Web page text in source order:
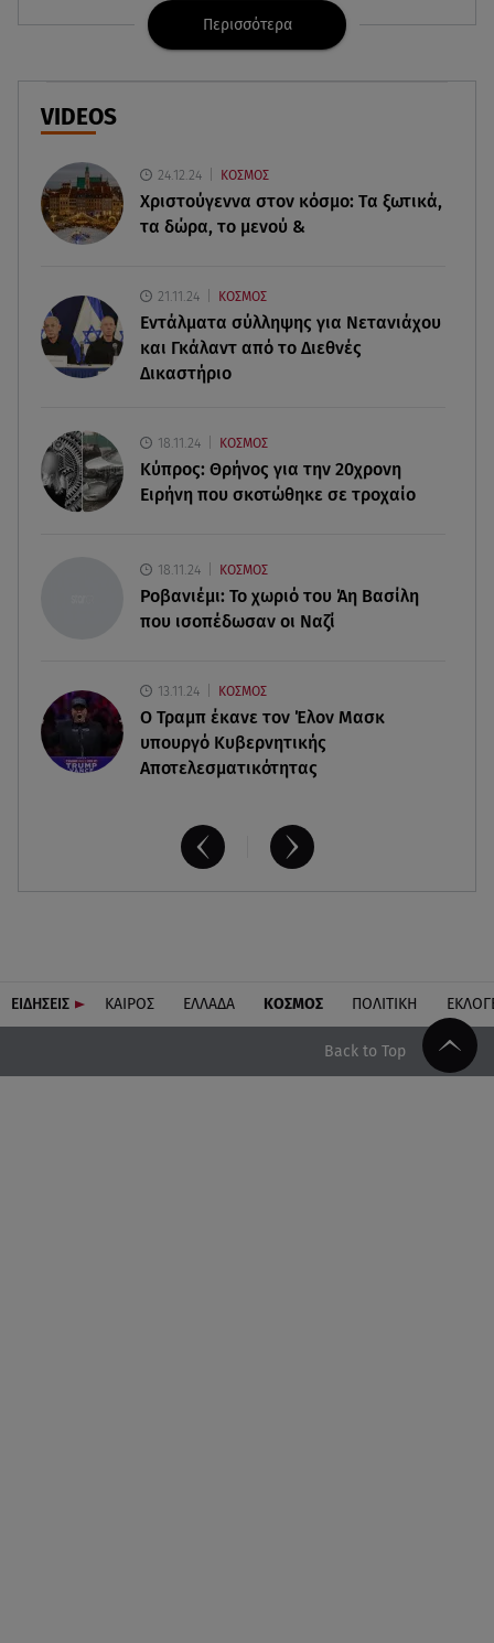
Εορτολόγιο: Ποιοι γιορτάζουν στις 10 Αυγούστου
09.08.26 , 23:50
ΑΑΔΕ: 1.296 φιάλες παράνομου φρέον
κατασχέθηκαν σε Κήπους και Δοϊράνη
09.08.26 , 23:20
09.08.26 , 22:58
Φωτιά στην Ηλεία: Καλύτερη η εικόνα της
πυρκαγιάς στο Μουζάκι
09.08.26 , 22:14
Απίστευτη απάτη με «μαϊμού αστυνομικούς» - Το
κόλπο με το 100
Πέθανε ο σπουδαίος ηθοποιός Νίκος
Καλογερόπουλος
Περισσότερα
VIDEOS
24.12.24 ΚΟΣΜΟΣ
Χριστούγεννα στον κόσμο: Tα ξωτικά,
τα δώρα, το μενού &
21.11.24 ΚΟΣΜΟΣ
Εντάλματα σύλληψης για Νετανιάχου
και Γκάλαντ από το Διεθνές
Δικαστήριο
18.11.24 ΚΟΣΜΟΣ
Κύπρος: Θρήνος για την 20χρονη
Ειρήνη που σκοτώθηκε σε τροχαίο
18.11.24 ΚΟΣΜΟΣ
Ροβανιέμι: Το χωριό του Άη Βασίλη
που ισοπέδωσαν οι Ναζί
13.11.24 ΚΟΣΜΟΣ
O Τραμπ έκανε τον Έλον Μασκ
υπουργό Κυβερνητικής
Αποτελεσματικότητας
ΕΙΔΗΣΕΙΣ ΚΑΙΡΟΣ ΕΛΛΑΔΑ ΚΟΣΜΟΣ ΠΟΛΙΤΙΚΗ
Back to Top